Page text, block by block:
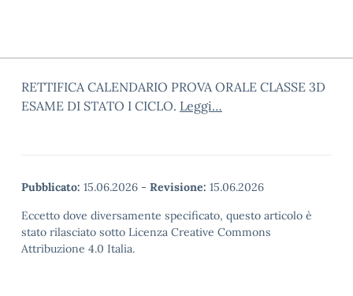
RETTIFICA CALENDARIO PROVA ORALE CLASSE 3D
ESAME DI STATO I CICLO. Leggi…
Pubblicato: 15.06.2026 - Revisione: 15.06.2026
Eccetto dove diversamente specificato, questo articolo è
stato rilasciato sotto Licenza Creative Commons
Attribuzione 4.0 Italia.